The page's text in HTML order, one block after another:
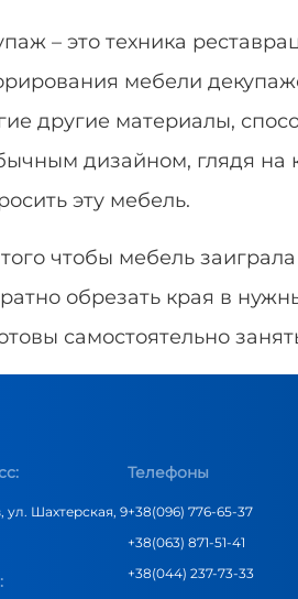
– это техника
мебели
другие материалы,
дизайном, глядя на
эту мебель.
чтобы мебель
обрезать края в
самостоятельно
+38(096) 776-65-37